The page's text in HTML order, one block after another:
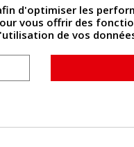
Outils & Accessoires
Tutos
Actualités
d'optimiser les
vous offrir des
de vos